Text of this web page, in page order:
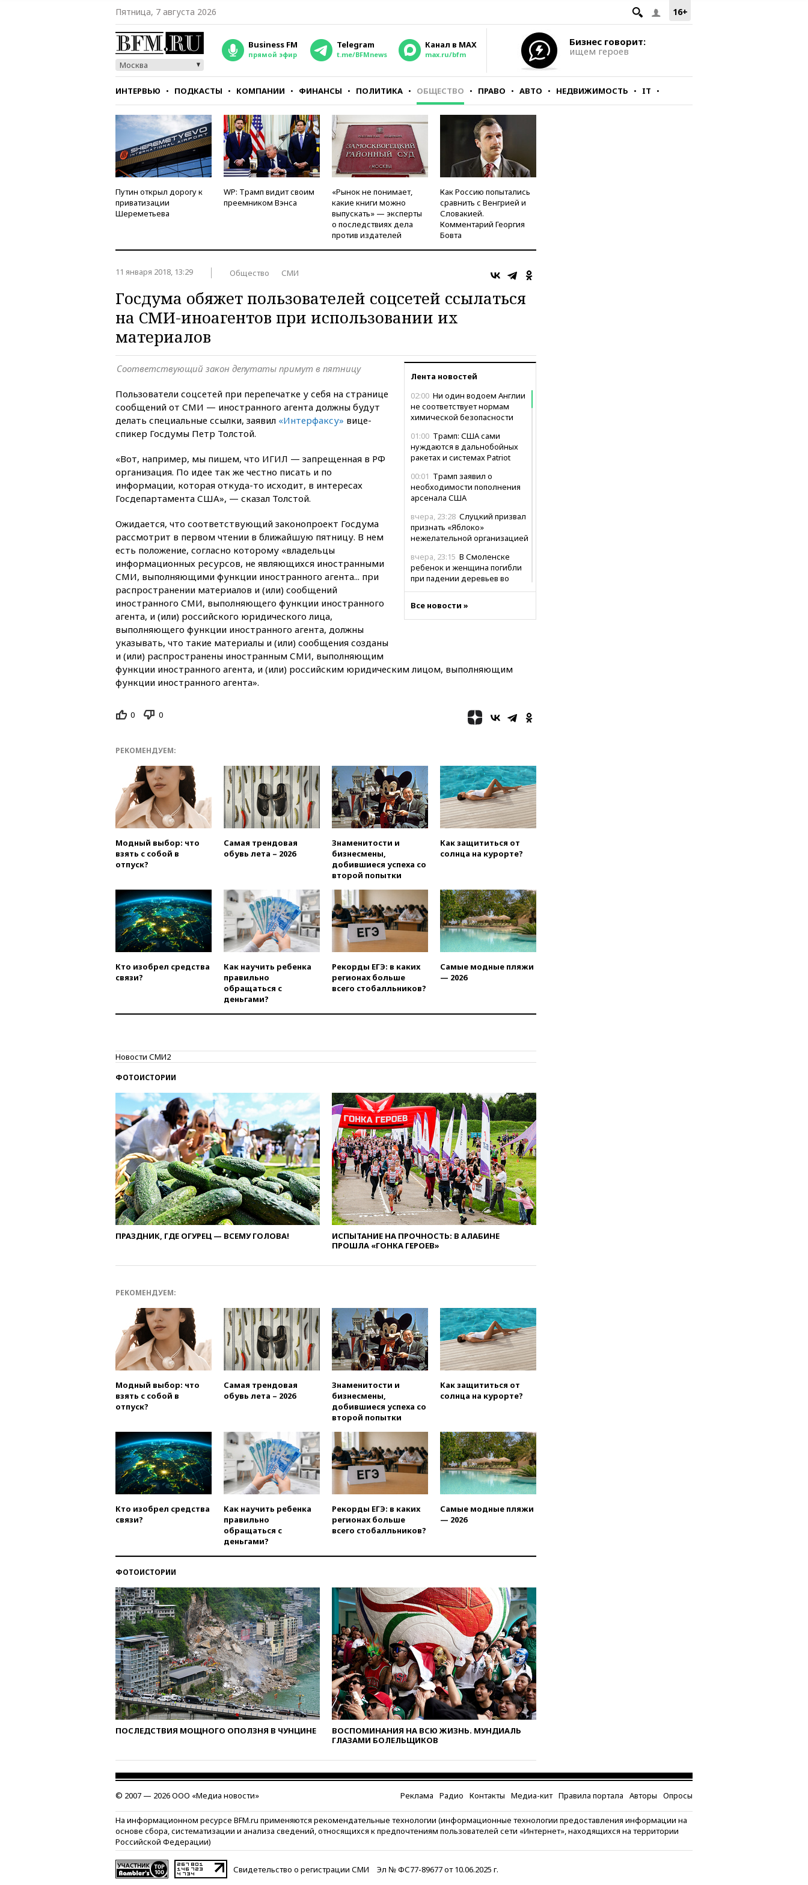
16+
Пятница, 7 августа 2026
Москва
Business FM
прямой эфир
Telegram
t.me/BFMnews
Канал в MAX
max.ru/bfm
Бизнес говорит:
ищем героев
ИНТЕРВЬЮ ПОДКАСТЫ КОМПАНИИ ФИНАНСЫ ПОЛИТИКА ОБЩЕСТВО ПРАВО АВТО НЕДВИЖИМОСТЬ IT
СТИЛЬ ТЕСТЫ
Путин открыл дорогу к
приватизации
Шереметьева
WP: Трамп видит своим
преемником Вэнса
«Рынок не понимает,
какие книги можно
выпускать» — эксперты
о последствиях дела
против издателей
Как Россию попытались
сравнить с Венгрией и
Словакией.
Комментарий Георгия
Бовта
11 января 2018, 13:29 Общество СМИ
Госдума обяжет пользователей соцсетей ссылаться
на СМИ-иноагентов при использовании их
материалов
Лента новостей
02:00 Ни один водоем Англии
не соответствует нормам
химической безопасности
01:00 Трамп: США сами
нуждаются в дальнобойных
ракетах и системах Patriot
00:01 Трамп заявил о
необходимости пополнения
арсенала США
вчера, 23:28 Слуцкий призвал
признать «Яблоко»
нежелательной организацией
вчера, 23:15 В Смоленске
ребенок и женщина погибли
при падении деревьев во
вчера, 22:55В Москве в
пятницу ожидаются ливни
вчера, 22:28
Отказаться от
Путин назвал 76-ю
гвардейскую десантно-
вчера, 22:15Путин заслушал
доклад о ситуации на
добропольском направлении
вчера, 21:58Генпрокуратура
признала нежелательным в
РФ американский Human
Rights Foundation
вчера, 21:35 «Аэрофлот»
отменяет часть рейсов в Сочи
вчера, 21:25Руслан Терновой
выиграл золото чемпионата
Европы в прыжках с 10-
метровой вышки
вчера, 21:10РФ не получала
обращений о прекращении
концессии строительства ж/д
в Армении
обсуждают эксперимент по
россиянам могут
рекомендовать не посещать
вчера, 20:35ПВО за день
сбила еще 281 украинский
беспилотник над Россией
вчера, 20:27Ямпольская
призвала оптимизировать
олимпиады для поступления в
вузы
вчера, 20:15 Минтранс
предложил оплачивать
защиту дорог от БПЛА из
средств на ремонт
вчера, 20:00Зеленский 8
августа посетит Сербию с
вчера, 19:50Аэропорты Сочи и
Ярославля приостановили
работу
вчера, 19:35WP: Трамп
призвал доноров-
Вэнса на выборах 2028 года
вчера, 19:20
2022 года
вчера, 19:15Жуковский и
аэропорт Геленджика
возобновили работу
вчера, 19:00 Путин уточнил
званий добровольцам
вчера, 18:50
введены ограничения
вчера, 18:21Зюганов
присоединился к критике
«Яблока»
вчера, 18:15Четыре человека
пострадали при атаках ВСУ на
Белгородскую область
вчера, 18:00Совет мира
выбрал подрядчика для
строительства военной базы в
Газе
вчера, 17:50
Госдуму
вчера, 17:45Правительство
получит «золотую акцию» в
управлении аэропортом
Шереметьево
вчера, 17:35 Шесть человек
автобусу в Запорожской
области
Все новости »
Соответствующий закон депутаты примут в пятницу
Пользователи соцсетей при перепечатке у себя на странице
сообщений от СМИ — иностранного агента должны будут
делать специальные ссылки, заявил «Интерфаксу» вице-
спикер Госдумы Петр Толстой.
«Вот, например, мы пишем, что ИГИЛ — запрещенная в РФ
организация. По идее так же честно писать и по
информации, которая откуда-то исходит, в интересах
Госдепартамента США», — сказал Толстой.
Ожидается, что соответствующий законопроект Госдума
рассмотрит в первом чтении в ближайшую пятницу. В нем
есть положение, согласно которому «владельцы
информационных ресурсов, не являющихся иностранными
СМИ, выполняющими функции иностранного агента... при
распространении материалов и (или) сообщений
иностранного СМИ, выполняющего функции иностранного
агента, и (или) российского юридического лица,
выполняющего функции иностранного агента, должны
указывать, что такие материалы и (или) сообщения созданы
и (или) распространены иностранным СМИ, выполняющим
функции иностранного агента, и (или) российским юридическим лицом, выполняющим
функции иностранного агента».
0 0
РЕКОМЕНДУЕМ:
Модный выбор: что
взять с собой в
отпуск?
Самая трендовая
обувь лета – 2026
Знаменитости и
бизнесмены,
добившиеся успеха со
второй попытки
Как защититься от
солнца на курорте?
Кто изобрел средства
связи?
Как научить ребенка
правильно
обращаться с
деньгами?
Рекорды ЕГЭ: в каких
регионах больше
всего стобалльников?
Самые модные пляжи
— 2026
Новости СМИ2
ФОТОИСТОРИИ
ПРАЗДНИК, ГДЕ ОГУРЕЦ — ВСЕМУ ГОЛОВА!
ИСПЫТАНИЕ НА ПРОЧНОСТЬ: В АЛАБИНЕ
ПРОШЛА «ГОНКА ГЕРОЕВ»
РЕКОМЕНДУЕМ:
Модный выбор: что
взять с собой в
отпуск?
Самая трендовая
обувь лета – 2026
Знаменитости и
бизнесмены,
добившиеся успеха со
второй попытки
Как защититься от
солнца на курорте?
Кто изобрел средства
связи?
Как научить ребенка
правильно
обращаться с
деньгами?
Рекорды ЕГЭ: в каких
регионах больше
всего стобалльников?
Самые модные пляжи
— 2026
ФОТОИСТОРИИ
ПОСЛЕДСТВИЯ МОЩНОГО ОПОЛЗНЯ В ЧУНЦИНЕ
ВОСПОМИНАНИЯ НА ВСЮ ЖИЗНЬ. МУНДИАЛЬ
ГЛАЗАМИ БОЛЕЛЬЩИКОВ
© 2007 — 2026 ООО «Медиа новости» Реклама Радио Контакты Медиа-кит Правила портала Авторы Опросы
На информационном ресурсе BFM.ru применяются рекомендательные технологии (информационные технологии предоставления информации на
основе сбора, систематизации и анализа сведений, относящихся к предпочтениям пользователей сети «Интернет», находящихся на территории
Российской Федерации)
Свидетельство о регистрации СМИ Эл № ФС77-89677 от 10.06.2025 г.